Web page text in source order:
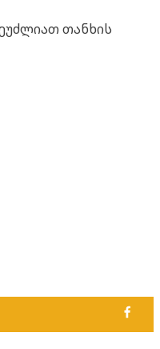
თანხის